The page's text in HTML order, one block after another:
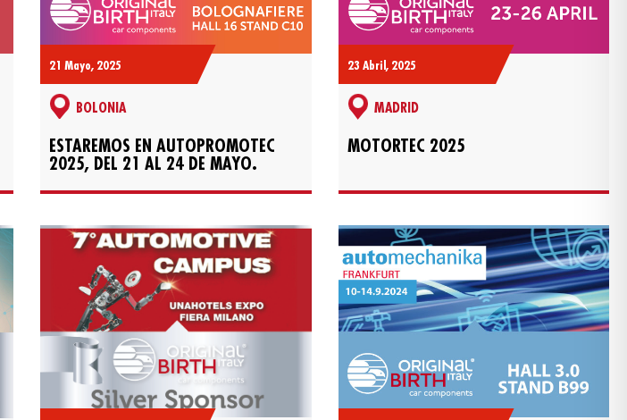
21 Mayo, 2025
BOLONIA
ESTAREMOS EN AUTOPROMOTEC
2025, DEL 21 AL 24 DE MAYO.
23 Abril, 2025
MADRID
MOTORTEC 2025